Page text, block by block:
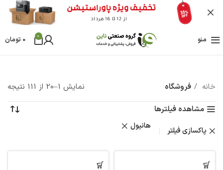
منو 0
0 تومان
خانه فروشگاه
نمایش 1–20 از 111 نتیجه
مشاهده فیلترها
پاکسازی فیلتر هانیول